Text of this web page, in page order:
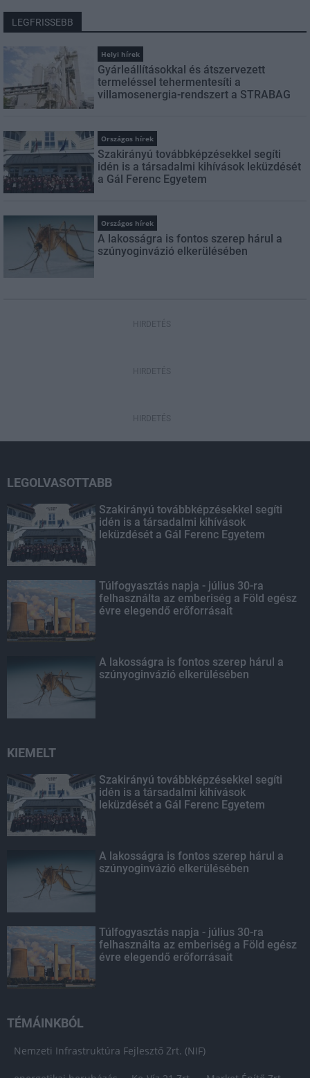
LEGFRISSEBB
Helyi hírek
Gyárleállításokkal és átszervezett
termeléssel tehermentesíti a
villamosenergia-rendszert a STRABAG
Országos hírek
Szakirányú továbbképzésekkel segíti
idén is a társadalmi kihívások leküzdését
a Gál Ferenc Egyetem
Országos hírek
A lakosságra is fontos szerep hárul a
szúnyoginvázió elkerülésében
HIRDETÉS
HIRDETÉS
HIRDETÉS
LEGOLVASOTTABB
Szakirányú továbbképzésekkel segíti
idén is a társadalmi kihívások
leküzdését a Gál Ferenc Egyetem
Túlfogyasztás napja - július 30-ra
felhasználta az emberiség a Föld egész
évre elegendő erőforrásait
A lakosságra is fontos szerep hárul a
szúnyoginvázió elkerülésében
KIEMELT
Szakirányú továbbképzésekkel segíti
idén is a társadalmi kihívások
leküzdését a Gál Ferenc Egyetem
A lakosságra is fontos szerep hárul a
szúnyoginvázió elkerülésében
Túlfogyasztás napja - július 30-ra
felhasználta az emberiség a Föld egész
évre elegendő erőforrásait
TÉMÁINKBÓL
Nemzeti Infrastruktúra Fejlesztő Zrt. (NIF)